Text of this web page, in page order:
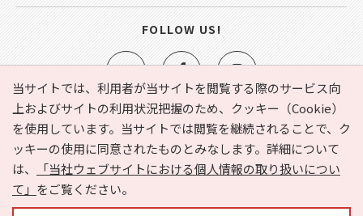
当サイトでは、利用者が当サイトを閲覧する際のサービス向
上およびサイトの利用状況把握のため、クッキー（Cookie）
を使用しています。当サイトでは閲覧を継続されることで、ク
ッキーの使用に同意されたものとみなします。詳細について
は、
「当社ウェブサイトにおける個人情報の取り扱いについ
て」 をご覧ください。
e-NAVITA（イーナビタ）とは？ お気に入り
ヘルプ
利用規約
個人情報の取り扱いについて
運営会社
サイトマップ
広告掲載に関するお問い合わせ
FOLLOW US!